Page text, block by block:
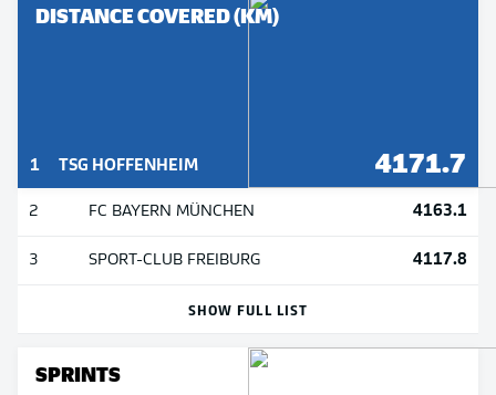
DISTANCE COVERED (KM)
1 TSG HOFFENHEIM 4171.7
2 FC BAYERN MÜNCHEN 4163.1
3 SPORT-CLUB FREIBURG 4117.8
SHOW FULL LIST
SPRINTS